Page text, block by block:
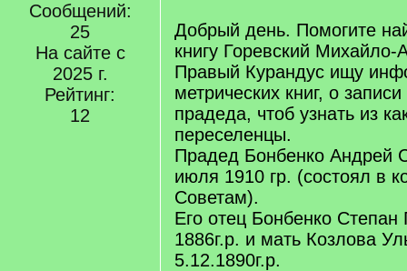
Сообщений:
25
На сайте с
2025 г.
Рейтинг:
12
Добрый день. Помогите
книгу Горевский Михайло-
Правый Курандус ищу
метрических книг, о
прадеда, чтоб узнать из
переселенцы.
Прадед Бонбенко Андрей
июля 1910 гр. (состоял в
Советам).
Его отец Бонбенко
1886г.р. и мать Козлова
5.12.1890г.р.